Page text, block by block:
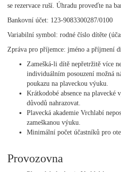
se rezervace ruší. Úhradu proveďte na
Bankovní účet: 123-9083300287/0100
Variabilní symbol: rodné číslo dítěte
Zpráva pro příjemce: jméno a příjmení
Zamešká-li dítě nepřetržitě více
individuálním posouzení možná
poukazu na plaveckou výuku.
Krátkodobé absence na plavecké
důvodů nahrazovat.
Plavecká akademie Vrchlabí
zameškanou výuku.
Minimální počet účastníků pro
Provozovna